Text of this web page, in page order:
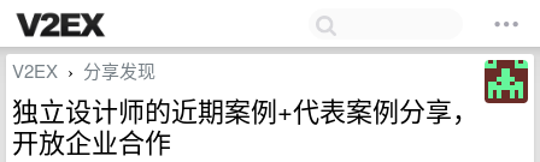
V2EX › 分享发现
独立设计师的近期案例+代表案例分享，
开放企业合作